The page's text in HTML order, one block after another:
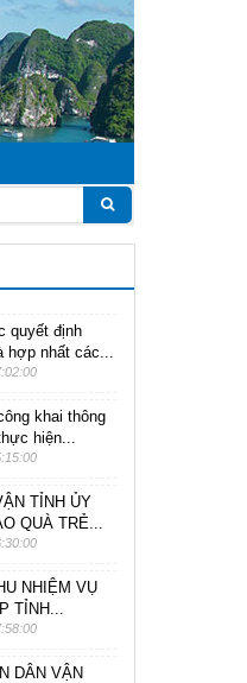
quyết định
hợp nhất các...
khai thông
hiện...
TỈNH ỦY
QUÀ TRẺ...
NHIỆM VỤ
TỈNH...
DÂN VẬN